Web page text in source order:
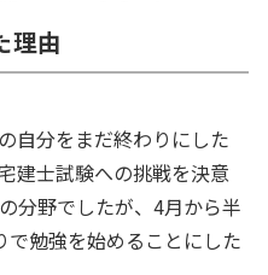
理由
自分をまだ終わりにした
建士試験への挑戦を決意
分野でしたが、4月から半
勉強を始めることにした